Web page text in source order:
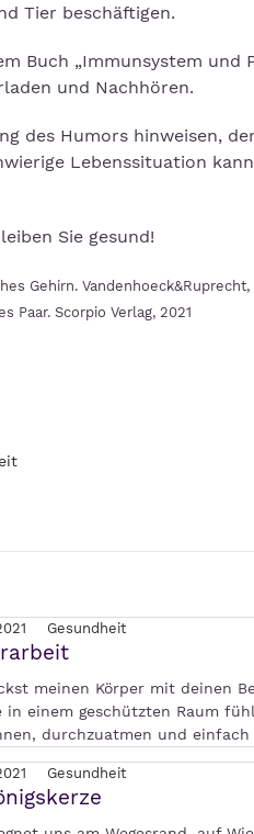
Tier beschäftigen.
Buch „Immunsystem und
und Nachhören.
des Humors hinweisen,
Lebenssituation
Sie gesund!
Gehirn. Vandenhoeck&Ruprecht,
Paar. Scorpio Verlag, 2021
Gesundheit
meinen Körper mit deinen
in einem geschützten Raum
durchzuatmen und einfach
Gesundheit